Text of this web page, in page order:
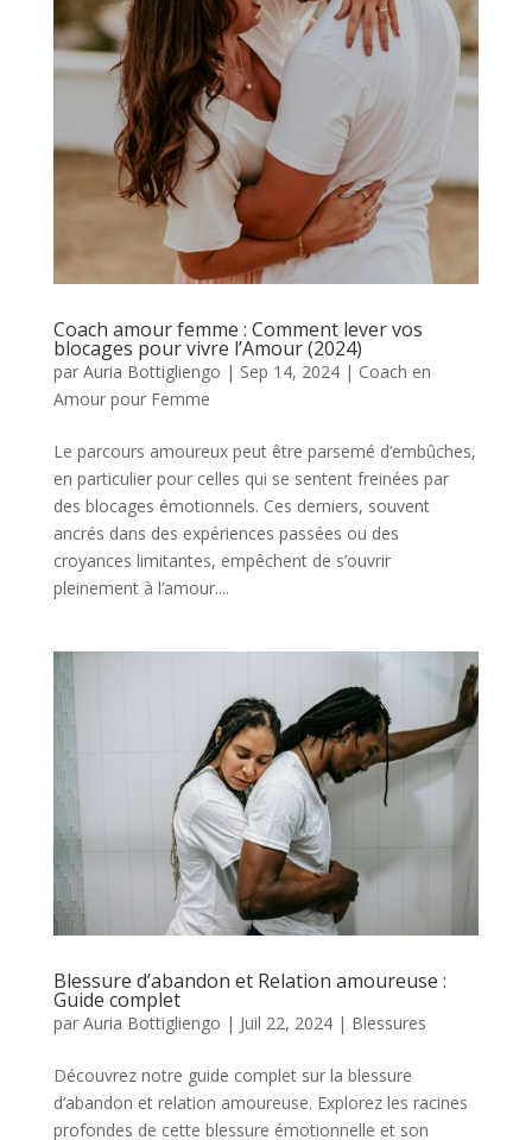
Coach amour femme : Comment lever vos
blocages pour vivre l’Amour (2024)
par Auria Bottigliengo | Sep 14, 2024| Coach en
Amour pour Femme
Le parcours amoureux peut être parsemé d’embûches,
en particulier pour celles qui se sentent freinées par
des blocages émotionnels. Ces derniers, souvent
ancrés dans des expériences passées ou des
croyances limitantes, empêchent de s’ouvrir
pleinement à l’amour....
Blessure d’abandon et Relation amoureuse :
Guide complet
par Auria Bottigliengo | Juil 22, 2024| Blessures
Découvrez notre guide complet sur la blessure
d’abandon et relation amoureuse. Explorez les racines
profondes de cette blessure émotionnelle et son